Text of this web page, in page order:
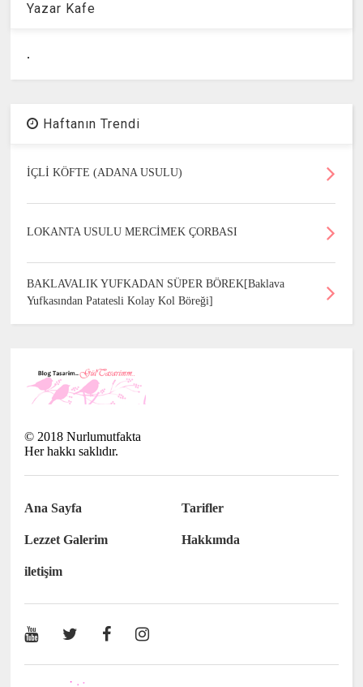
Yazar Kafe
.
Haftanın Trendi
İÇLİ KÖFTE (ADANA USULU)
LOKANTA USULU MERCİMEK ÇORBASI
BAKLAVALIK YUFKADAN SÜPER BÖREK[Baklava
Yufkasından Patatesli Kolay Kol Böreği]
© 2018 Nurlumutfakta
Her hakkı saklıdır.
Ana Sayfa Tarifler
Lezzet Galerim Hakkımda
iletişim